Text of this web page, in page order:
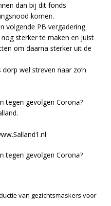
dan bij dit fonds
komen.
volgende PB vergadering
sterker te maken en juist
om daarna sterker uit de
wel streven naar zo’n
tegen gevolgen Corona?
tegen gevolgen Corona?
van gezichtsmaskers voor